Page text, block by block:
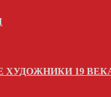
ХУДОЖНИКИ 19